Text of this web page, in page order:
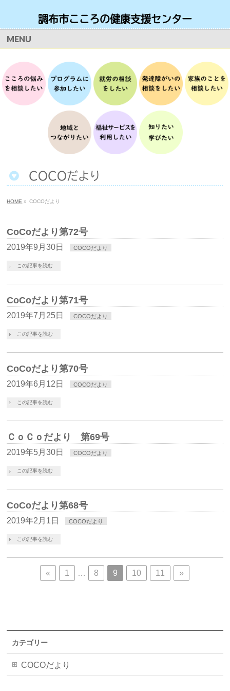
調布市こころの健康支援センター
お問い合わせ・ご予約 月曜日から土曜日 9時から17時
TEL042-490-8166
MENU
COCOだより
HOME » COCOだより
CoCoだより第72号
2019年9月30日 COCOだより
この記事を読む
CoCoだより第71号
2019年7月25日 COCOだより
この記事を読む
CoCoだより第70号
2019年6月12日 COCOだより
この記事を読む
ＣｏＣｏだより 第69号
2019年5月30日 COCOだより
この記事を読む
CoCoだより第68号
2019年2月1日 COCOだより
この記事を読む
« 1 … 8 9 10 11 »
カテゴリー
COCOだより